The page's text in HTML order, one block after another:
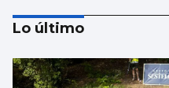
Lo último